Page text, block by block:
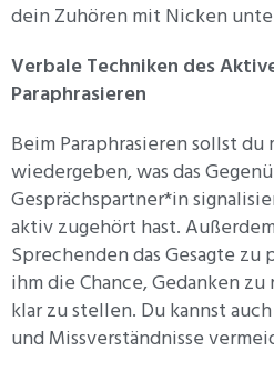
dein Zuhören mit Nicken
Verbale Techniken des
Paraphrasieren
Beim Paraphrasieren sollst
wiedergeben, was das
Gesprächspartner*in
aktiv zugehört hast.
Sprechenden das Gesagte
ihm die Chance, Gedanken
klar zu stellen. Du kannst
und Missverständnisse